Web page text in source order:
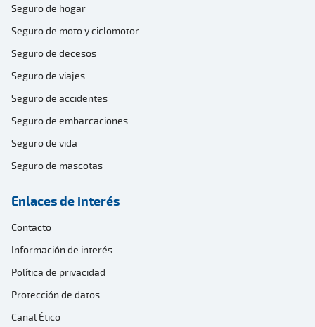
Seguro de hogar
Seguro de moto y ciclomotor
Seguro de decesos
Seguro de viajes
Seguro de accidentes
Seguro de embarcaciones
Seguro de vida
Seguro de mascotas
Enlaces de interés
Contacto
Información de interés
Política de privacidad
Protección de datos
Canal Ético